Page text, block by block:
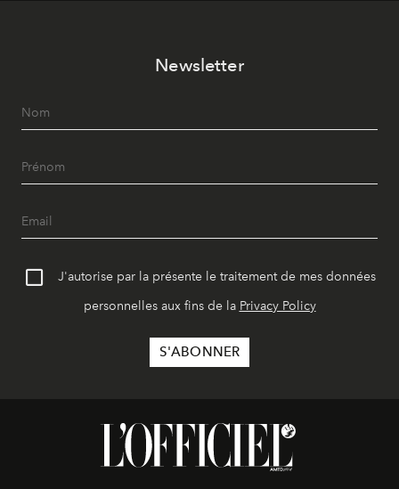
Newsletter
J'autorise par la présente le traitement de mes données
personnelles aux fins de la Privacy Policy